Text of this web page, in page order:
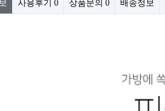
사용후기 0 상품문의 0 배송정보